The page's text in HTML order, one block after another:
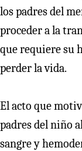
los padres del
proceder a la
que requiere su
perder la vida.
El acto que
padres del niño
sangre y